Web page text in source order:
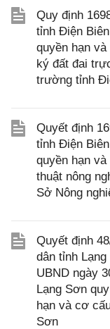
Quy định
tỉnh Điện
quyền hạn
ký đất đai
trường tỉnh
Quyết định
tỉnh Điện
quyền hạn
thuật nông
Sở Nông
Quyết định
dân tỉnh
UBND ngày
Lạng Sơn
hạn và cơ
Sơn